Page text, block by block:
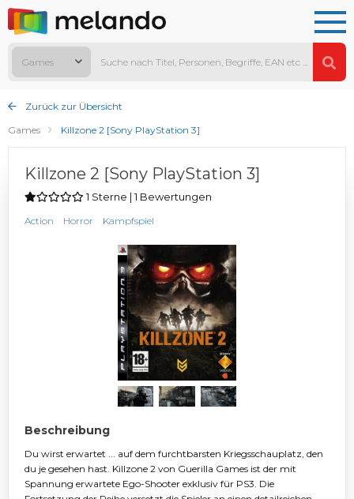
Games
Zurück zur Übersicht
Games
Killzone 2 [Sony PlayStation 3]
Killzone 2 [Sony PlayStation 3]
1 Sterne | 1 Bewertungen
Action Horror Kampfspiel
Beschreibung
Du wirst erwartet ... auf dem furchtbarsten Kriegsschauplatz, den
du je gesehen hast. Killzone 2 von Guerilla Games ist der mit
Spannung erwartete Ego-Shooter exklusiv für PS3. Die